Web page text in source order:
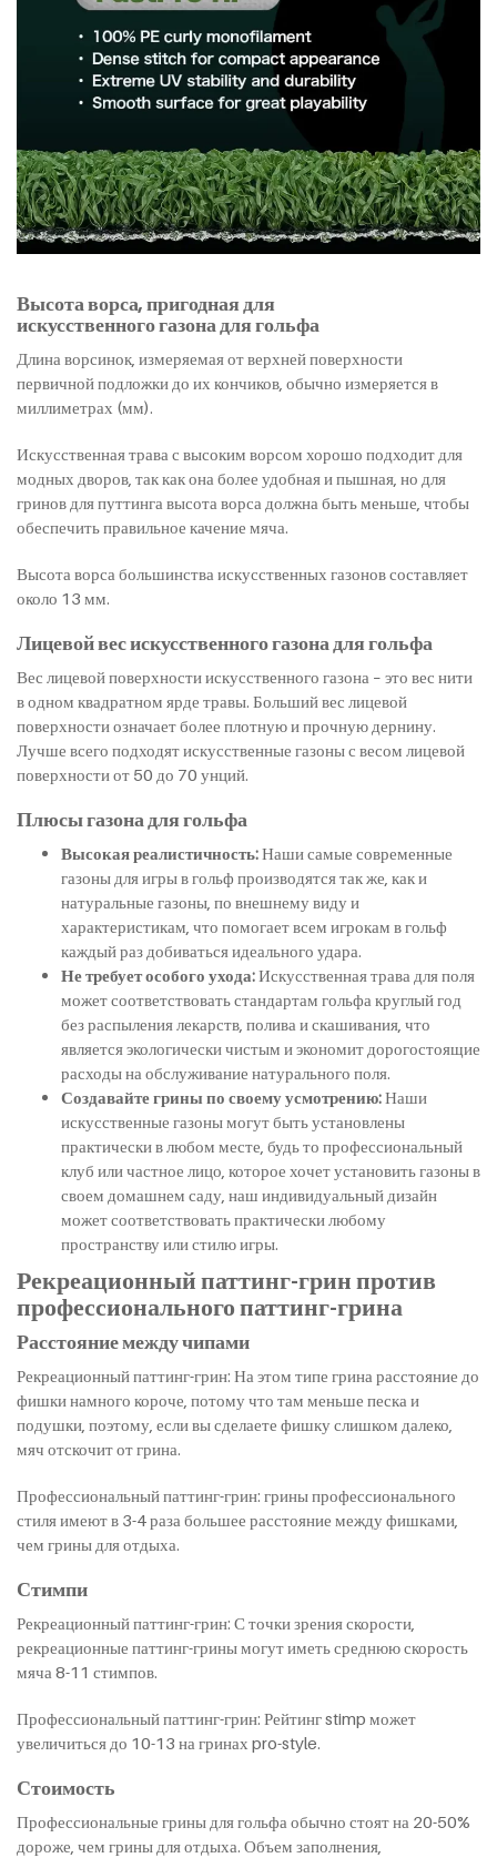
Высота ворса, пригодная для
искусственного газона для гольфа
Длина ворсинок, измеряемая от верхней поверхности
первичной подложки до их кончиков, обычно измеряется в
миллиметрах (мм).
Искусственная трава с высоким ворсом хорошо подходит для
модных дворов, так как она более удобная и пышная, но для
гринов для путтинга высота ворса должна быть меньше, чтобы
обеспечить правильное качение мяча.
Высота ворса большинства искусственных газонов составляет
около 13 мм.
Лицевой вес искусственного газона для гольфа
Вес лицевой поверхности искусственного газона – это вес нити
в одном квадратном ярде травы. Больший вес лицевой
поверхности означает более плотную и прочную дернину.
Лучше всего подходят искусственные газоны с весом лицевой
поверхности от 50 до 70 унций.
Плюсы газона для гольфа
Высокая реалистичность:Наши самые современные
газоны для игры в гольф производятся так же, как и
натуральные газоны, по внешнему виду и
характеристикам, что помогает всем игрокам в гольф
каждый раз добиваться идеального удара.
Не требует особого ухода:Искусственная трава для поля
может соответствовать стандартам гольфа круглый год
без распыления лекарств, полива и скашивания, что
является экологически чистым и экономит дорогостоящие
расходы на обслуживание натурального поля.
Создавайте грины по своему усмотрению:Наши
искусственные газоны могут быть установлены
практически в любом месте, будь то профессиональный
клуб или частное лицо, которое хочет установить газоны в
своем домашнем саду, наш индивидуальный дизайн
может соответствовать практически любому
пространству или стилю игры.
Рекреационный паттинг-грин против
профессионального паттинг-грина
Расстояние между чипами
Рекреационный паттинг-грин: На этом типе грина расстояние до
фишки намного короче, потому что там меньше песка и
подушки, поэтому, если вы сделаете фишку слишком далеко,
мяч отскочит от грина.
Профессиональный паттинг-грин: грины профессионального
стиля имеют в 3-4 раза большее расстояние между фишками,
чем грины для отдыха.
Стимпи
Рекреационный паттинг-грин: С точки зрения скорости,
рекреационные паттинг-грины могут иметь среднюю скорость
мяча 8-11 стимпов.
Профессиональный паттинг-грин: Рейтинг stimp может
увеличиться до 10-13 на гринах pro-style.
Стоимость
Профессиональные грины для гольфа обычно стоят на 20-50%
дороже, чем грины для отдыха. Объем заполнения,